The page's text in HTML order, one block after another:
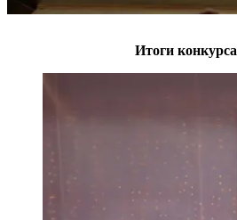
Итоги конкурса